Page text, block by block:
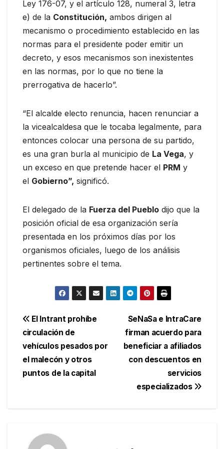
Ley 176-07, y el artículo 128, numeral 3, letra
e) de la Constitución, ambos dirigen al
mecanismo o procedimiento establecido en las
normas para el presidente poder emitir un
decreto, y esos mecanismos son inexistentes
en las normas, por lo que no tiene la
prerrogativa de hacerlo”.
“El alcalde electo renuncia, hacen renunciar a
la vicealcaldesa que le tocaba legalmente, para
entonces colocar una persona de su partido,
es una gran burla al municipio de La Vega, y
un exceso en que pretende hacer el PRM y
el Gobierno”, significó.
El delegado de la Fuerza del Pueblo dijo que la
posición oficial de esa organización sería
presentada en los próximos días por los
organismos oficiales, luego de los análisis
pertinentes sobre el tema.
Navegación
de
entradas
SeNaSa e IntraCare
firman acuerdo para
beneficiar a afiliados
con descuentos en
servicios
especializados
El Intrant prohíbe
circulación de
vehículos pesados por
el malecón y otros
puntos de la capital